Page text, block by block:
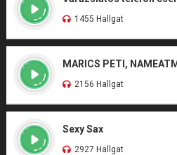
1455 Hallgat
MARICS PETI,
2156 Hallgat
Sexy Sax
2927 Hallgat